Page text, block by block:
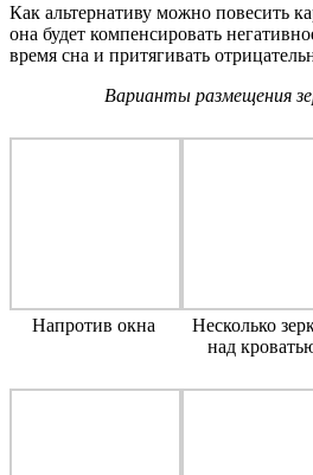
Как альтернативу можно повесить
она будет компенсировать
время сна и притягивать
Варианты размещения
Напротив окна
Несколько
над